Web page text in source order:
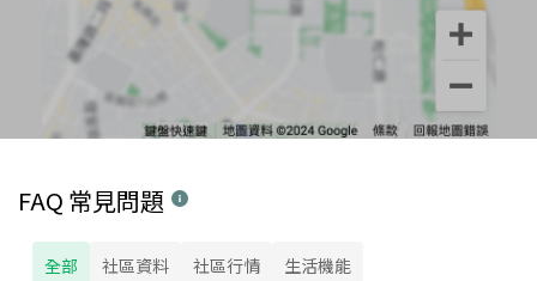
FAQ 常見問題
全部 社區資料 社區行情 生活機能